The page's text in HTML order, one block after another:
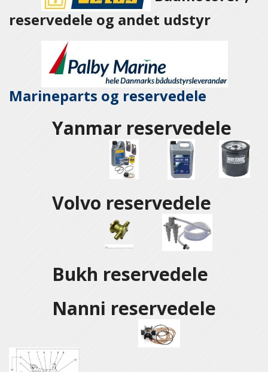
reservedele og andet udstyr
Marineparts og reservedele
Yanmar reservedele
Volvo reservedele
Bukh reservedele
Nanni reservedele